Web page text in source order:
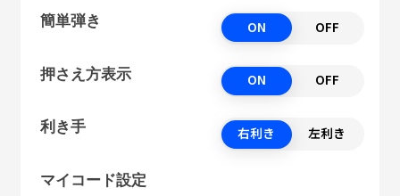
簡単弾き ON OFF
押さえ方表示 ON OFF
利き手 右利き 左利き
マイコード設定